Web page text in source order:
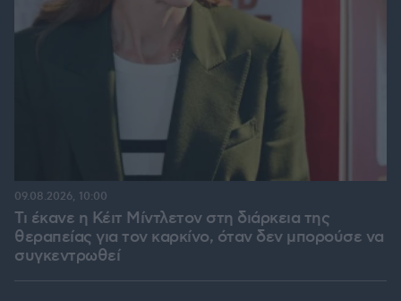
Τι έκανε η Κέιτ Μίντλετον στη διάρκεια της
θεραπείας για τον καρκίνο, όταν δεν μπορούσε να
συγκεντρωθεί
09.08.2026, 10:00